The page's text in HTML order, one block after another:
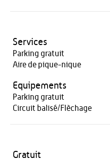
Services
Parking gratuit
Aire de pique-nique
Equipements
Parking gratuit
Circuit balisé/Flèchage
Gratuit